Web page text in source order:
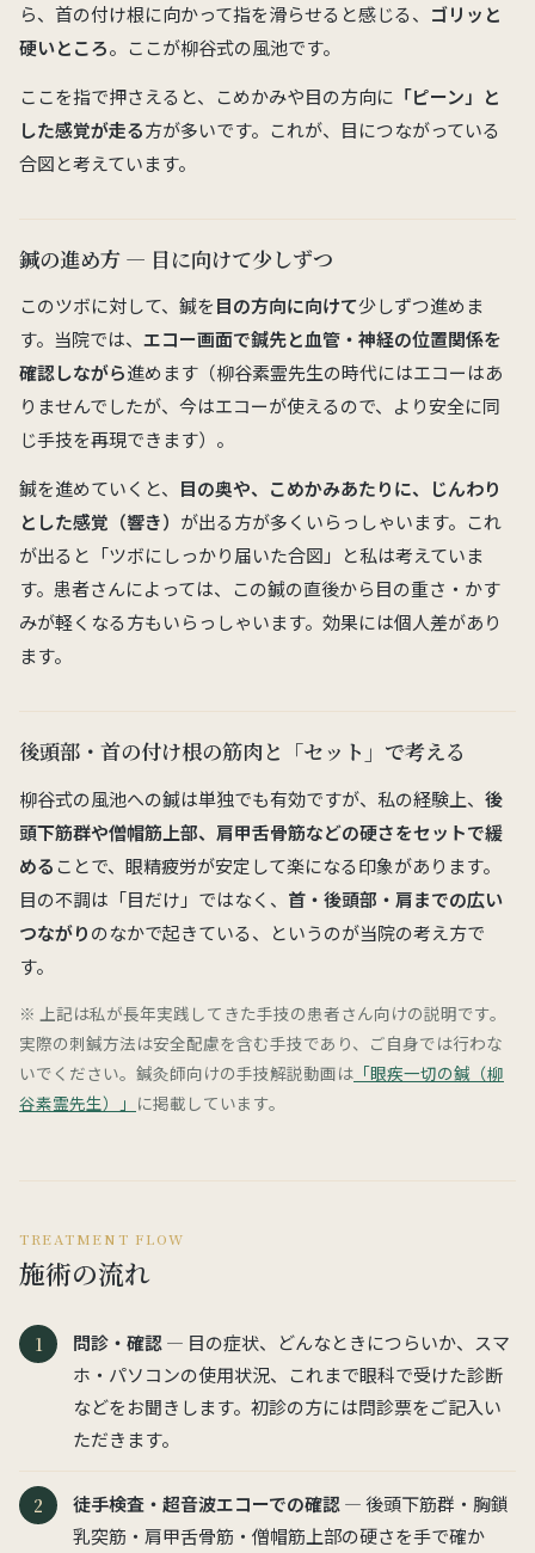
ら、首の付け根に向かって指を滑らせると感じる、 ゴリッと
硬いところ。ここが柳谷式の風池です。
ここを指で押さえると、こめかみや目の方向に 「ピーン」と
した感覚が走る方が多いです。これが、目につながっている
合図と考えています。
鍼の進め方 — 目に向けて少しずつ
このツボに対して、鍼を目の方向に向けて少しずつ進めま
す。当院では、 エコー画面で鍼先と血管・神経の位置関係を
確認しながら進めます（柳谷素霊先生の時代にはエコーはあ
りませんでしたが、今はエコーが使えるので、より安全に同
じ手技を再現できます）。
鍼を進めていくと、 目の奥や、こめかみあたりに、じんわり
とした感覚（響き） が出る方が多くいらっしゃいます。これ
が出ると「ツボにしっかり届いた合図」と私は考えていま
す。患者さんによっては、この鍼の直後から目の重さ・かす
みが軽くなる方もいらっしゃいます。効果には個人差があり
ます。
後頭部・首の付け根の筋肉と「セット」で考える
柳谷式の風池への鍼は単独でも有効ですが、私の経験上、 後
頭下筋群や僧帽筋上部、肩甲舌骨筋などの硬さをセットで緩
めることで、眼精疲労が安定して楽になる印象があります。
目の不調は「目だけ」ではなく、 首・後頭部・肩までの広い
つながりのなかで起きている、というのが当院の考え方で
す。
※ 上記は私が長年実践してきた手技の患者さん向けの説明です。
実際の刺鍼方法は安全配慮を含む手技であり、ご自身では行わな
いでください。鍼灸師向けの手技解説動画は 「眼疾一切の鍼（柳
谷素霊先生）」 に掲載しています。
TREATMENT FLOW
施術の流れ
問診・確認 — 目の症状、どんなときにつらいか、スマ
ホ・パソコンの使用状況、これまで眼科で受けた診断
などをお聞きします。初診の方には問診票をご記入い
ただきます。
徒手検査・超音波エコーでの確認 — 後頭下筋群・胸鎖
乳突筋・肩甲舌骨筋・僧帽筋上部の硬さを手で確か